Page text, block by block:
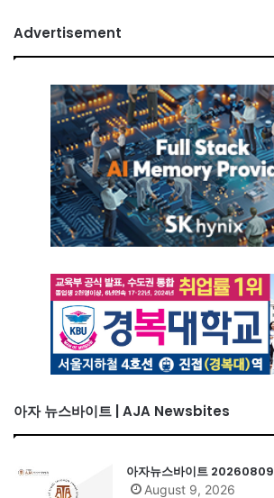
Advertisement
아자 뉴스바이트 | AJA Newsbites
아자뉴스바이트 20260809
August 9, 2026